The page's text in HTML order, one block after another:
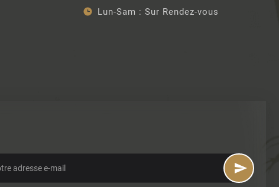
Lun-Sam : Sur Rendez-vous
